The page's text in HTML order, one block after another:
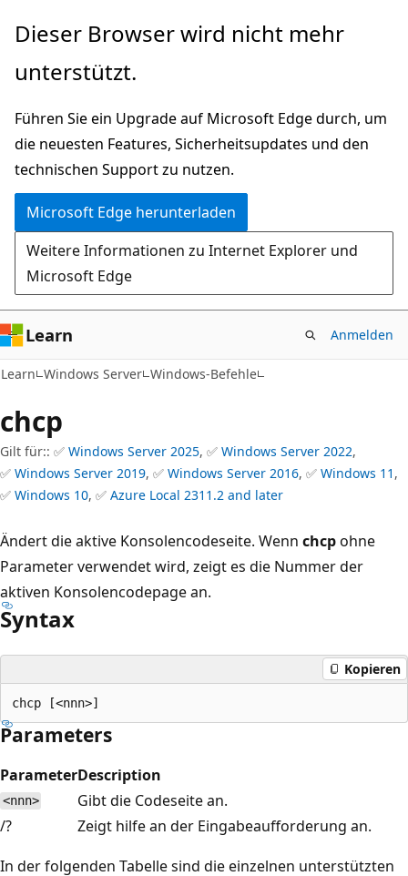
Zu
wechseln
Dieser Browser wird nicht mehr
unterstützt.
Führen Sie ein Upgrade auf Microsoft Edge durch, um
die neuesten Features, Sicherheitsupdates und den
technischen Support zu nutzen.
Microsoft Edge herunterladen
Weitere Informationen zu Internet Explorer und
Microsoft Edge
Learn Anmelden
Learn Windows Server Windows-Befehle
chcp
Gilt für:: ✅ Windows Server 2025, ✅ Windows Server 2022,
✅ Windows Server 2019, ✅ Windows Server 2016, ✅ Windows 11 ,
✅ Windows 10, ✅ Azure Local 2311.2 and later
Ändert die aktive Konsolencodeseite. Wenn chcpohne
Parameter verwendet wird, zeigt es die Nummer der
aktiven Konsolencodepage an.
Syntax
Kopieren
Parameters
ParameterDescription
<nnn>
Gibt die Codeseite an.
/?
Zeigt hilfe an der Eingabeaufforderung an.
In der folgenden Tabelle sind die einzelnen unterstützten